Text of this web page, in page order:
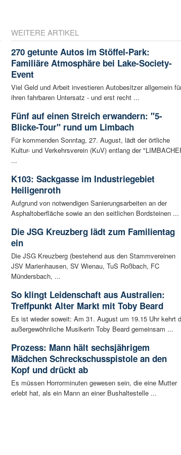
WEITERE ARTIKEL
270 getunte Autos im Stöffel-Park:
Familiäre Atmosphäre bei Lake-Society-
Event
Viel Geld und Arbeit investieren Autobesitzer allgemein
ihren fahrbaren Untersatz - und erst recht ...
Fünf auf einen Streich erwandern: "5-
Blicke-Tour" rund um Limbach
Für kommenden Sonntag, 27. August, lädt der örtliche
Kultur- und Verkehrsverein (KuV) entlang der
...
K103: Sackgasse im Industriegebiet
Heiligenroth
Aufgrund von notwendigen Sanierungsarbeiten an der
Asphaltoberfläche sowie an den seitlichen Bordsteinen ...
Die JSG Kreuzberg lädt zum Familientag
ein
Die JSG Kreuzberg (bestehend aus den Stammvereinen
JSV Marienhausen, SV Wienau, TuS Roßbach, FC
Mündersbach, ...
So klingt Leidenschaft aus Australien:
Treffpunkt Alter Markt mit Toby Beard
Es ist wieder soweit: Am 31. August um 19.15 Uhr kehrt
außergewöhnliche Musikerin Toby Beard gemeinsam ...
Prozess: Mann hält sechsjährigem
Mädchen Schreckschusspistole an den
Kopf und drückt ab
Es müssen Horrorminuten gewesen sein, die eine Mutter
erlebt hat, als ein Mann an einer Bushaltestelle ...